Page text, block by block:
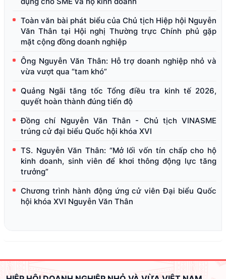
Toàn văn bài phát biểu của Chủ tịch Hiệp hội Nguyễn
Văn Thân tại Hội nghị Thường trực Chính phủ gặp
mặt cộng đồng doanh nghiệp
Ông Nguyễn Văn Thân: Hỗ trợ doanh nghiệp nhỏ và
vừa vượt qua “tam khó”
Quảng Ngãi tăng tốc Tổng điều tra kinh tế 2026,
quyết hoàn thành đúng tiến độ
Đồng chí Nguyễn Văn Thân - Chủ tịch VINASME
trúng cử đại biểu Quốc hội khóa XVI
TS. Nguyễn Văn Thân: “Mở lối vốn tín chấp cho hộ
kinh doanh, sinh viên để khơi thông động lực tăng
trưởng”
Chương trình hành động ứng cử viên Đại biểu Quốc
hội khóa XVI Nguyễn Văn Thân